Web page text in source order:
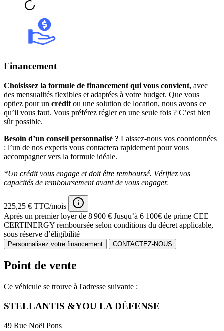
Financement
Choisissez la formule de financement qui vous convient, avec
des mensualités flexibles et adaptées à votre budget. Que vous
optiez pour un crédit ou une solution de location, nous avons ce
qu’il vous faut. Vous préférez régler en une seule fois ? C’est bien
sûr possible.
Besoin d’un conseil personnalisé ? Laissez-nous vos coordonnées
: l’un de nos experts vous contactera rapidement pour vous
accompagner vers la formule idéale.
*Un crédit vous engage et doit être remboursé. Vérifiez vos
capacités de remboursement avant de vous engager.
225,25 € TTC/mois
Après un premier loyer de 8 900 € Jusqu’à 6 100€ de prime CEE
CERTINERGY remboursée selon conditions du décret applicable,
sous réserve d’éligibilité
Personnalisez votre financement CONTACTEZ-NOUS
Point de vente
Ce véhicule se trouve à l'adresse suivante :
STELLANTIS &YOU LA DÉFENSE
49 Rue Noël Pons